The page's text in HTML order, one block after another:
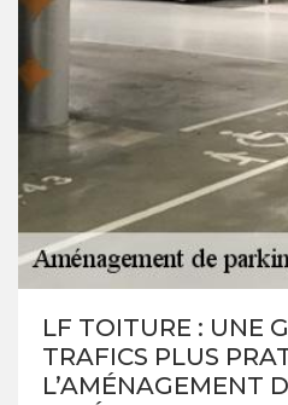
LF TOITURE : UNE
TRAFICS PLUS
L’AMÉNAGEMENT